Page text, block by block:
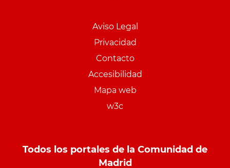
Aviso Legal
Privacidad
Contacto
Accesibilidad
Mapa web
w3c
Todos los portales de la Comunidad de
Madrid